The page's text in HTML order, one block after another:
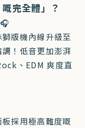
完全體」？
版機內線升級至
調！低音更加澎湃
、EDM 爽度直
採用極高難度嘅